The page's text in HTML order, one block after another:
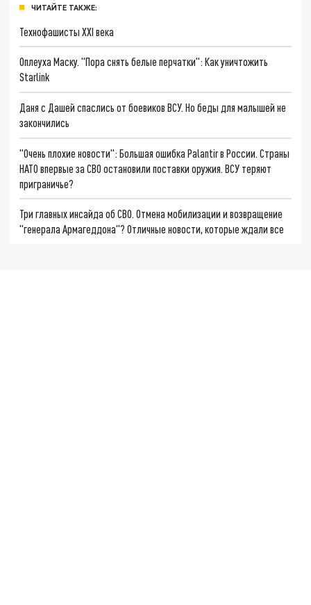
ЧИТАЙТЕ ТАКЖЕ:
Технофашисты XXI века
Оплеуха Маску. "Пора снять белые перчатки": Как уничтожить
Starlink
Даня с Дашей спаслись от боевиков ВСУ. Но беды для малышей не
закончились
"Очень плохие новости": Большая ошибка Palantir в России. Страны
НАТО впервые за СВО остановили поставки оружия. ВСУ теряют
приграничье?
Три главных инсайда об СВО. Отмена мобилизации и возвращение
"генерала Армагеддона"? Отличные новости, которые ждали все